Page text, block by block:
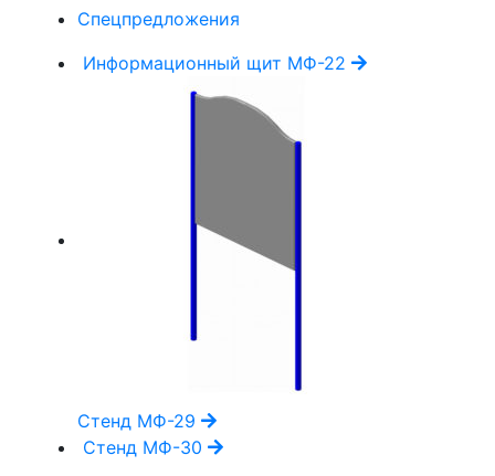
Спецпредложения
Информационный щит МФ-22
Стенд МФ-29
Стенд МФ-30